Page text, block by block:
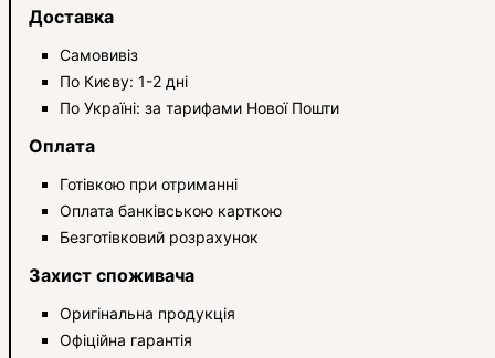
Доставка
Самовивіз
По Києву: 1-2 дні
По Україні: за тарифами Нової Пошти
Оплата
Готівкою при отриманні
Оплата банківською карткою
Безготівковий розрахунок
Захист споживача
Оригінальна продукція
Офіційна гарантія